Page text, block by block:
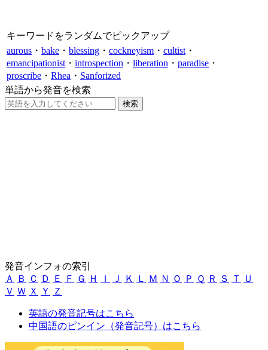
キーワードをランダムでピックアップ
aurous ・ bake ・ blessing ・ cockneyism ・ cultist ・
emancipationist ・ introspection ・ liberation ・ paradise ・
proscribe ・ Rhea ・ Sanforized
単語から発音を検索
発音インフォの索引
Ａ
Ｂ Ｃ Ｄ Ｅ Ｆ Ｇ Ｈ Ｉ Ｊ Ｋ Ｌ Ｍ Ｎ Ｏ Ｐ Ｑ Ｒ Ｓ Ｔ
Ｕ
Ｖ Ｗ Ｘ Ｙ Ｚ
英語の発音記号はこちら
中国語のピンイン（発音記号）はこちら